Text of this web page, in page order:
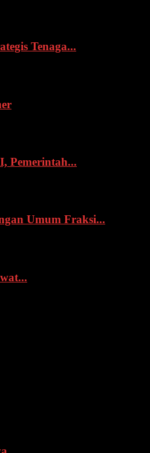
Tenaga...
Pemerintah...
Umum Fraksi...